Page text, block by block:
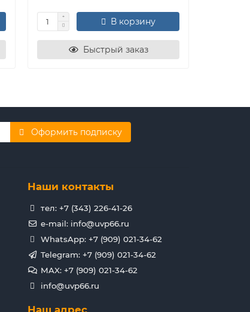
В корзину
Быстрый заказ
Оформить подписку
Наши контакты
тел: +7 (343) 226-41-26
e-mail: info@uvp66.ru
WhatsApp: +7 (909) 021-34-62
Telegram: +7 (909) 021-34-62
MAX: +7 (909) 021-34-62
info@uvp66.ru
Наш адрес